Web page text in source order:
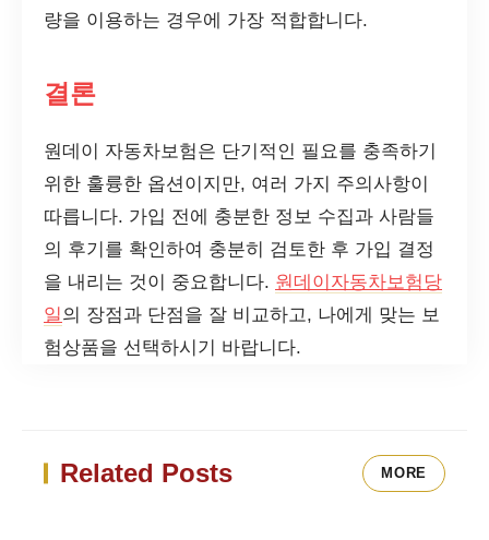
량을 이용하는 경우에 가장 적합합니다.
결론
원데이 자동차보험은 단기적인 필요를 충족하기
위한 훌륭한 옵션이지만, 여러 가지 주의사항이
따릅니다. 가입 전에 충분한 정보 수집과 사람들
의 후기를 확인하여 충분히 검토한 후 가입 결정
을 내리는 것이 중요합니다. 원데이자동차보험당
일의 장점과 단점을 잘 비교하고, 나에게 맞는 보
험상품을 선택하시기 바랍니다.
Related Posts MORE